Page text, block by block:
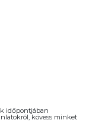
időpontjában
kövess minket